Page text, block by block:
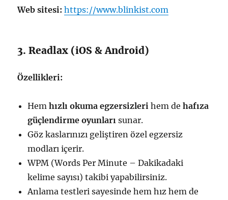
Web sitesi: https://www.blinkist.com
3. Readlax (iOS & Android)
Özellikleri:
Hemhızlı okuma egzersizleri hem dehafıza
güçlendirme oyunları sunar.
Göz kaslarınızı geliştiren özel egzersiz
modları içerir.
WPM (Words Per Minute – Dakikadaki
kelime sayısı) takibi yapabilirsiniz.
Anlama testleri sayesinde hem hız hem de